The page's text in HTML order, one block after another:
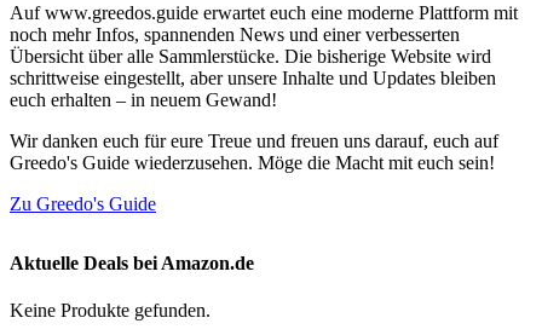
Auf www.greedos.guide erwartet euch eine moderne Plattform mit
noch mehr Infos, spannenden News und einer verbesserten
Übersicht über alle Sammlerstücke. Die bisherige Website wird
schrittweise eingestellt, aber unsere Inhalte und Updates bleiben
euch erhalten – in neuem Gewand!
Wir danken euch für eure Treue und freuen uns darauf, euch auf
Greedo's Guide wiederzusehen. Möge die Macht mit euch sein!
Zu Greedo's Guide
Aktuelle Deals bei Amazon.de
Keine Produkte gefunden.